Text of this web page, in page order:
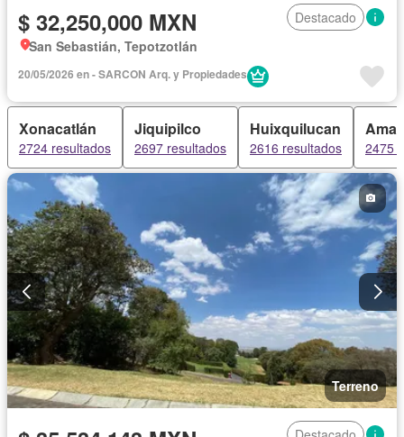
$ 32,250,000 MXN
Destacado
San Sebastián, Tepotzotlán
20/05/2026 en - SARCON Arq. y Propiedades
Xonacatlán
2724 resultados
Jiquipilco
2697 resultados
Huixquilucan
2616 resultados 2475
Terreno